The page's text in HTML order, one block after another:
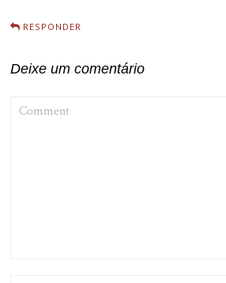
RESPONDER
Deixe um comentário